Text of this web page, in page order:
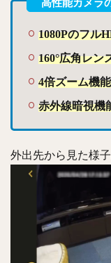
1080Pのフル
160°広角レン
4倍ズーム機能
赤外線暗視機
外出先から見た様